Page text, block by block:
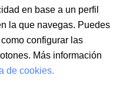
Aviso legalPolítica de cookies
Seguridad Atención al cliente
en base a un perfil
la que navegas. Puedes
configurar las
Más información
de cookies.